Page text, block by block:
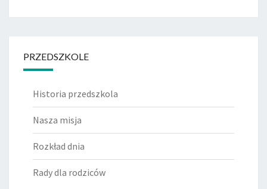
PRZEDSZKOLE
Historia przedszkola
Nasza misja
Rozkład dnia
Rady dla rodziców